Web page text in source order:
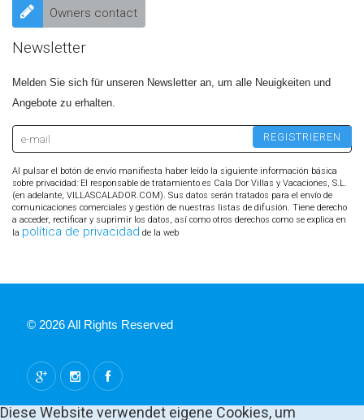
Owners contact
Newsletter
Melden Sie sich für unseren Newsletter an, um alle Neuigkeiten und
Angebote zu erhalten.
Al pulsar el botón de envío manifiesta haber leído la siguiente información básica
sobre privacidad: El responsable de tratamiento es Cala Dor Villas y Vacaciones, S.L.
(en adelante, VILLASCALADOR.COM). Sus datos serán tratados para el envío de
comunicaciones comerciales y gestión de nuestras listas de difusión. Tiene derecho
a acceder, rectificar y suprimir los datos, así como otros derechos como se explica en
la política de privacidad de la web
© 2026 All Rights Reserved
Diese Website verwendet eigene Cookies, um